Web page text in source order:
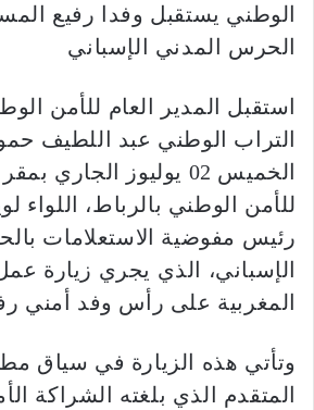
الوطني يستقبل وفدا رفيع
الحرس المدني الإسباني
استقبل المدير العام للأمن
التراب الوطني عبد اللطيف
الخميس 02 يوليوز الجاري
للأمن الوطني بالرباط، اللواء
رئيس مفوضية الاستعلامات
الإسباني، الذي يجري زيارة
المغربية على رأس وفد أمني
وتأتي هذه الزيارة في سياق
المتقدم الذي بلغته الشراكة